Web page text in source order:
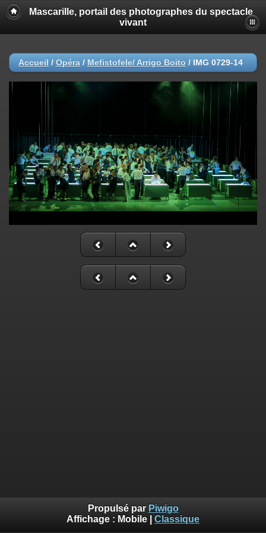
Mascarille, portail des photographes du spectacle
vivant
Accueil / Opéra / Mefistofele/ Arrigo Boito / IMG 0729-14
Propulsé par Piwigo
Affichage : Mobile Classique